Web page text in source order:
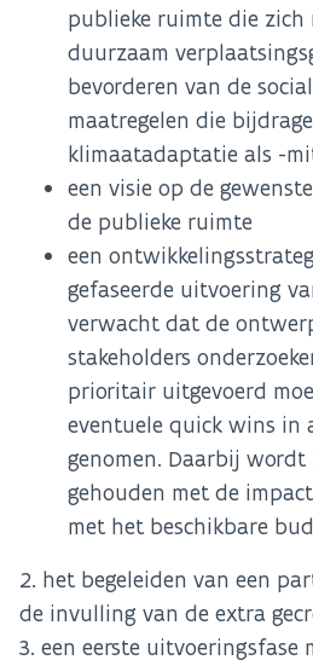
publieke ruimte die zich
duurzaam
bevorderen van de
maatregelen die
klimaatadaptatie als -
een visie op de
de publieke ruimte
een
gefaseerde uitvoering
verwacht dat de
stakeholders
prioritair uitgevoerd
eventuele quick wins in
genomen. Daarbij wordt
gehouden met de
met het beschikbare
2. het begeleiden van een
de invulling van de extra
3. een eerste uitvoeringsfase